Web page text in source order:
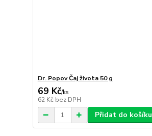
Dr. Popov Čaj života 50 g
69 Kč/ks
62 Kč bez DPH
Přidat do košíku